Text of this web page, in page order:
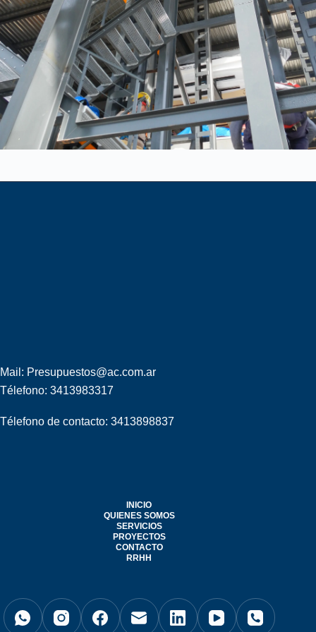
Mail: Presupuestos@ac.com.ar
Télefono: 3413983317
Télefono de contacto: 3413898837
INICIO
QUIENES SOMOS
SERVICIOS
PROYECTOS
CONTACTO
RRHH